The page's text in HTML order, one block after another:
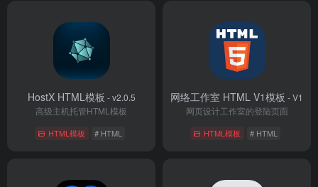
HostX HTML模板 - v2.0.5
高级主机托管HTML模板
HTML模板 # HTML
网络工作室 HTML V1模板 - V1
网页设计工作室的登陆页面
HTML模板 # HTML